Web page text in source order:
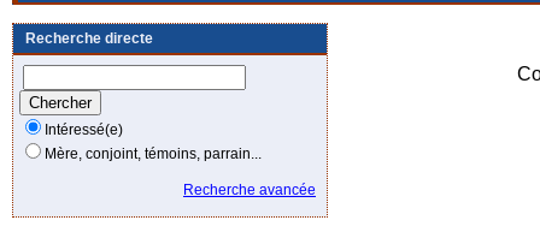
Recherche directe
Intéressé(e)
Mère, conjoint, témoins, parrain...
Recherche avancée